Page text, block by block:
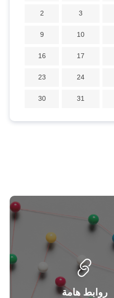
2
3
9
10
16
17
23
24
30
31
روابط هامة